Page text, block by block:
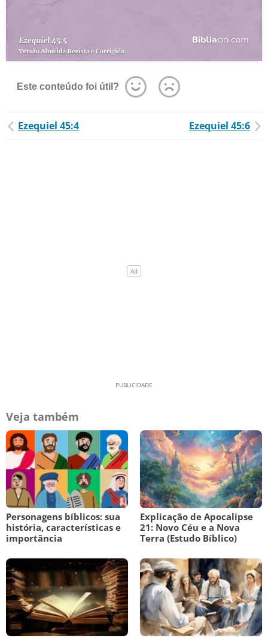
Este conteúdo foi útil?
Ezequiel 45:4 Ezequiel 45:6
Veja também
Personagens bíblicos: sua
história, características e
importância
Explicação de Apocalipse
21: Novo Céu e a Nova
Terra (Estudo Bíblico)